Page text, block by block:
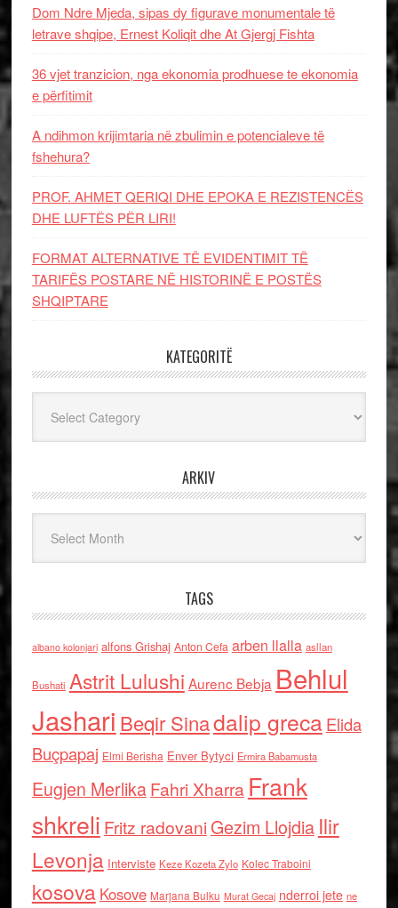
Dom Ndre Mjeda, sipas dy figurave monumentale të
letrave shqipe, Ernest Koliqit dhe At Gjergj Fishta
36 vjet tranzicion, nga ekonomia prodhuese te ekonomia
e përfitimit
A ndihmon krijimtaria në zbulimin e potencialeve të
fshehura?
PROF. AHMET QERIQI DHE EPOKA E REZISTENCЁS
DHE LUFTЁS PЁR LIRI!
FORMAT ALTERNATIVE TË EVIDENTIMIT TË
TARIFËS POSTARE NË HISTORINË E POSTËS
SHQIPTARE
KATEGORITË
ARKIV
TAGS
albano kolonjari alfons Grishaj Anton Cefa arben llalla asllan
Bushati Astrit Lulushi Aurenc Bebja Behlul
Jashari Beqir Sinadalip grecaElida
Buçpapaj Elmi Berisha Enver Bytyci Ermira Babamusta
Eugjen MerlikaFahri Xharra Frank
shkreli Fritz radovaniGezim Llojdia Ilir
Levonja Interviste Keze Kozeta Zylo Kolec Traboini
kosova Kosove Marjana Bulku Murat Gecaj nderroi jete ne